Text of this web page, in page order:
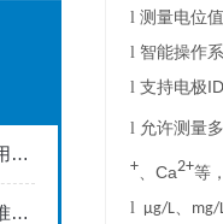
如何校准雷磁酸度计，使用需注意哪些事项？
雷磁酸度计怎么保养和校准呢？
l 测量电位
l 智能操作
l 支持电极
l 允许测量
+、 Ca2+等
l μg/L、 mg/